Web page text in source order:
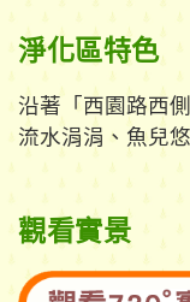
淨化區特色
沿著「西園路西
流水涓涓、魚兒
觀看實景